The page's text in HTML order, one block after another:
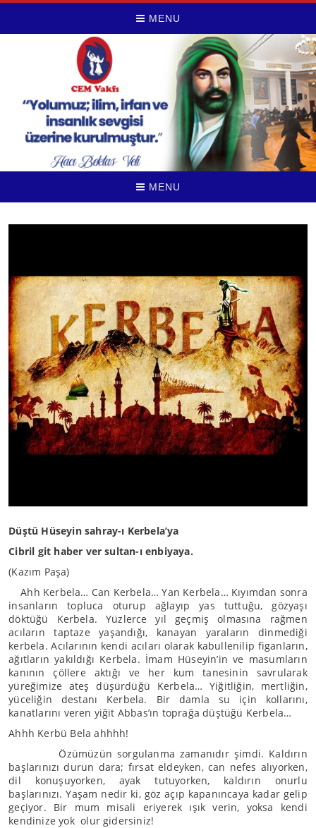
MENU
MENU
Düştü Hüseyin sahray-ı Kerbela’ya
Cibril git haber ver sultan-ı enbiyaya.
(Kazım Paşa)
Ahh Kerbela… Can Kerbela… Yan Kerbela… Kıyımdan sonra
insanların topluca oturup ağlayıp yas tuttuğu, gözyaşı
döktüğü Kerbela. Yüzlerce yıl geçmiş olmasına rağmen
acıların taptaze yaşandığı, kanayan yaraların dinmediği
kerbela. Acılarının kendi acıları olarak kabullenilip figanların,
ağıtların yakıldığı Kerbela. İmam Hüseyin’in ve masumların
kanının çöllere aktığı ve her kum tanesinin savrularak
yüreğimize ateş düşürdüğü Kerbela… Yiğitliğin, mertliğin,
yüceliğin destanı Kerbela. Bir damla su için kollarını,
kanatlarını veren yiğit Abbas’ın toprağa düştüğü Kerbela…
Ahhh Kerbü Bela ahhhh!
Özümüzün sorgulanma zamanıdır şimdi. Kaldırın
başlarınızı durun dara; fırsat eldeyken, can nefes alıyorken,
dil konuşuyorken, ayak tutuyorken, kaldırın onurlu
başlarınızı. Yaşam nedir ki, göz açıp kapanıncaya kadar gelip
geçiyor. Bir mum misali eriyerek ışık verin, yoksa kendi
kendinize yok olur gidersiniz!